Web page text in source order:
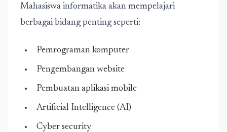
Mahasiswa informatika akan mempelajari
berbagai bidang penting seperti:
Pemrograman komputer
Pengembangan website
Pembuatan aplikasi mobile
Artificial Intelligence (AI)
Cyber security